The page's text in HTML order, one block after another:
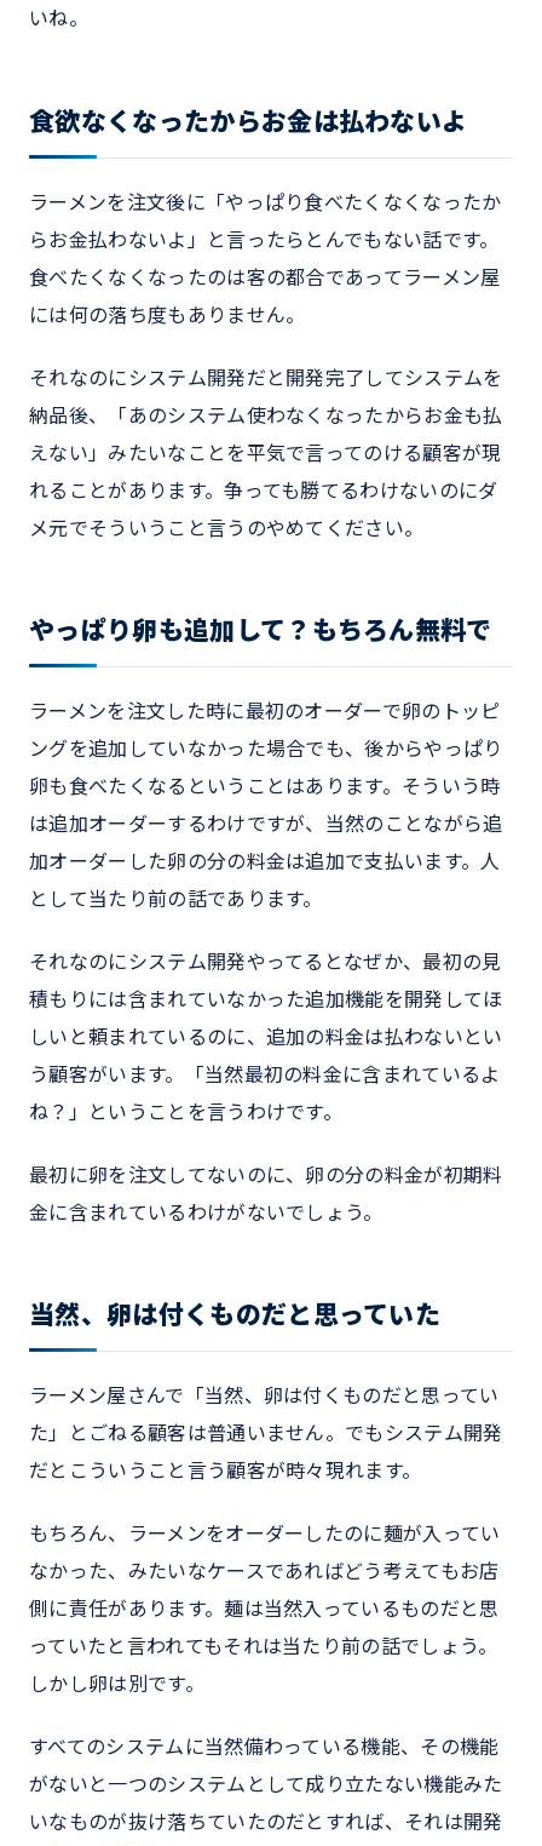
いね。
食欲なくなったからお金は払わないよ
ラーメンを注文後に「やっぱり食べたくなくなったか
らお金払わないよ」と言ったらとんでもない話です。
食べたくなくなったのは客の都合であってラーメン屋
には何の落ち度もありません。
それなのにシステム開発だと開発完了してシステムを
納品後、「あのシステム使わなくなったからお金も払
えない」みたいなことを平気で言ってのける顧客が現
れることがあります。争っても勝てるわけないのにダ
メ元でそういうこと言うのやめてください。
やっぱり卵も追加して？もちろん無料で
ラーメンを注文した時に最初のオーダーで卵のトッピ
ングを追加していなかった場合でも、後からやっぱり
卵も食べたくなるということはあります。そういう時
は追加オーダーするわけですが、当然のことながら追
加オーダーした卵の分の料金は追加で支払います。人
として当たり前の話であります。
それなのにシステム開発やってるとなぜか、最初の見
積もりには含まれていなかった追加機能を開発してほ
しいと頼まれているのに、追加の料金は払わないとい
う顧客がいます。「当然最初の料金に含まれているよ
ね？」ということを言うわけです。
最初に卵を注文してないのに、卵の分の料金が初期料
金に含まれているわけがないでしょう。
当然、卵は付くものだと思っていた
ラーメン屋さんで「当然、卵は付くものだと思ってい
た」とごねる顧客は普通いません。でもシステム開発
だとこういうこと言う顧客が時々現れます。
もちろん、ラーメンをオーダーしたのに麺が入ってい
なかった、みたいなケースであればどう考えてもお店
側に責任があります。麺は当然入っているものだと思
っていたと言われてもそれは当たり前の話でしょう。
しかし卵は別です。
すべてのシステムに当然備わっている機能、その機能
がないと一つのシステムとして成り立たない機能みた
いなものが抜け落ちていたのだとすれば、それは開発